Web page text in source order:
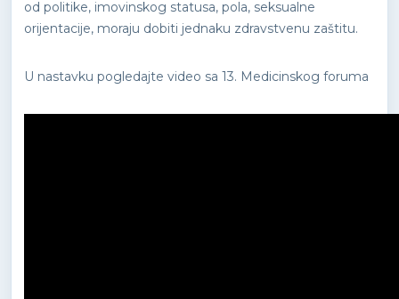
od politike, imovinskog statusa, pola, seksualne
orijentacije, moraju dobiti jednaku zdravstvenu zaštitu.
U nastavku pogledajte video sa 13. Medicinskog foruma